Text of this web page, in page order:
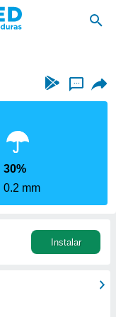
...
30%
0.2 mm
Instalar